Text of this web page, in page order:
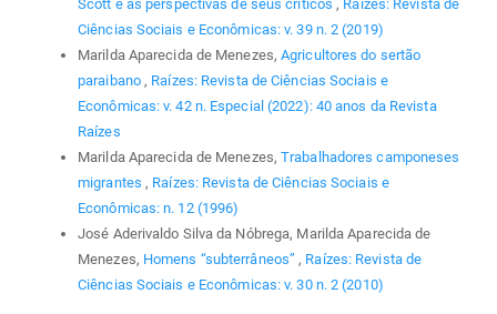
Scott e as perspectivas de seus críticos, Raízes: Revista de
Ciências Sociais e Econômicas: v. 39 n. 2 (2019)
Marilda Aparecida de Menezes,Agricultores do sertão
paraibano , Raízes: Revista de Ciências Sociais e
Econômicas: v. 42 n. Especial (2022): 40 anos da Revista
Raízes
Marilda Aparecida de Menezes,Trabalhadores camponeses
migrantes , Raízes: Revista de Ciências Sociais e
Econômicas: n. 12 (1996)
José Aderivaldo Silva da Nóbrega, Marilda Aparecida de
Menezes, Homens “subterrâneos”, Raízes: Revista de
Ciências Sociais e Econômicas: v. 30 n. 2 (2010)